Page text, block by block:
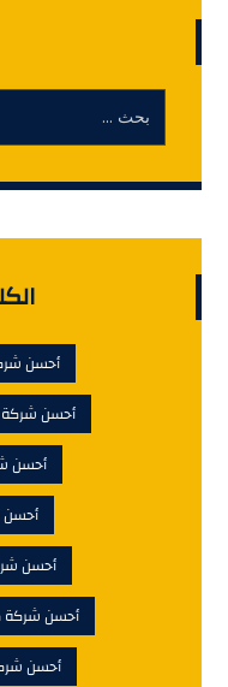
أحسن
أحسن شركة
أحسن
أحسن
أحسن شركة
أحسن